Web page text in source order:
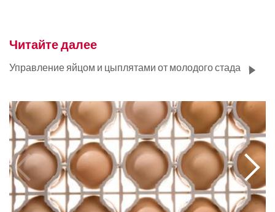
Читайте далее
Управление яйцом и цыплятами от молодого стада